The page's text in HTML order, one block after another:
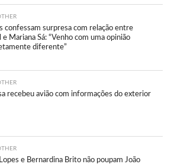
confessam surpresa com relação entre
e Mariana Sá: “Venho com uma opinião
diferente”
recebeu avião com informações do exterior
Lopes e Bernardina Brito não poupam João